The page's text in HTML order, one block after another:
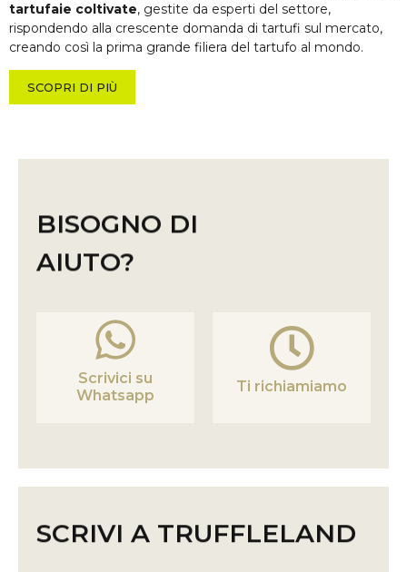
tartufaie coltivate, gestite da esperti del settore,
rispondendo alla crescente domanda di tartufi sul mercato,
creando così la prima grande filiera del tartufo al mondo.
SCOPRI DI PIÙ
BISOGNO DI
AIUTO?
Scrivici su
Whatsapp
Ti richiamiamo
SCRIVI A TRUFFLELAND